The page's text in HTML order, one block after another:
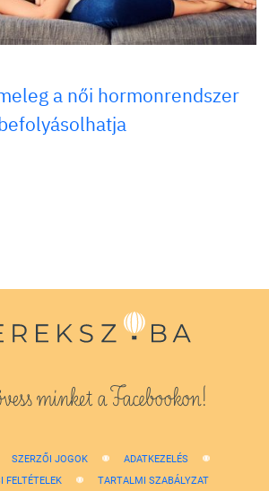
a női hormonrendszer
minket a Facebookon!
SZERZŐI JOGOK
ADATKEZELÉS
FELTÉTELEK
TARTALMI SZABÁLYZAT